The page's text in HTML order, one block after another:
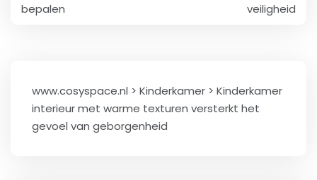
bepalen
veiligheid
www.cosyspace.nl > Kinderkamer > Kinderkamer
interieur met warme texturen versterkt het
gevoel van geborgenheid